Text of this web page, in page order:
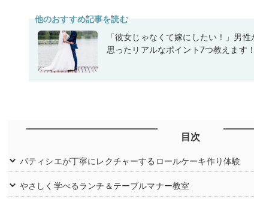
他のおすすめ記事を読む
「彼女じゃなくて嫁にしたい！」男
思ったリアルなポイント7つ教えます！
目次
パティシエが丁寧にレクチャーするロールケーキ作り体験
やさしく学べるランチ＆テーブルマナー教室